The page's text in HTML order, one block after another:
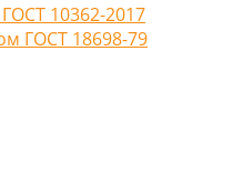
10362-2017
ГОСТ 18698-79